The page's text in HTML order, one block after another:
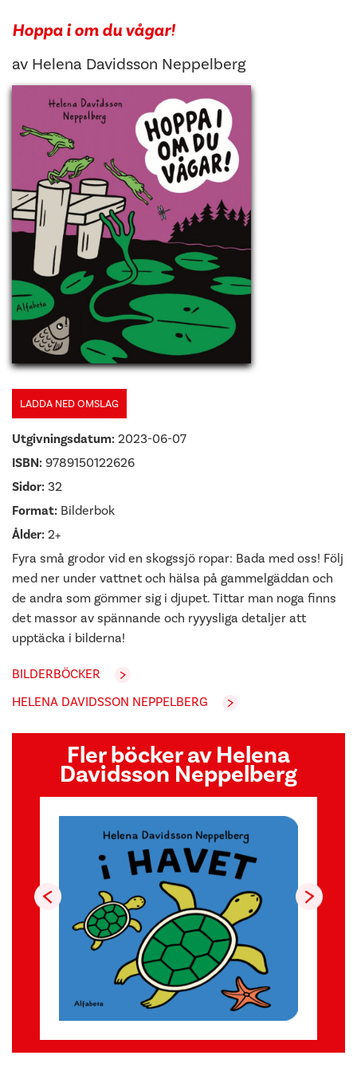
Hoppa i om du vågar!
av Helena Davidsson Neppelberg
LADDA NED OMSLAG
Utgivningsdatum: 2023-06-07
ISBN: 9789150122626
Sidor: 32
Format: Bilderbok
Ålder: 2+
Fyra små grodor vid en skogssjö ropar: Bada med oss! Följ
med ner under vattnet och hälsa på gammelgäddan och
de andra som gömmer sig i djupet. Tittar man noga finns
det massor av spännande och ryyysliga detaljer att
upptäcka i bilderna!
BILDERBÖCKER
HELENA DAVIDSSON NEPPELBERG
Fler böcker av Helena
Davidsson Neppelberg